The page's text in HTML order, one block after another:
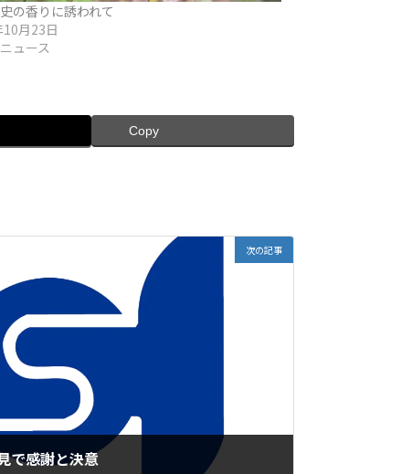
の香りに誘われて
月23日
ュース
Copy
次の記事
で感謝と決意